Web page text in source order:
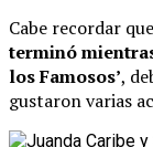
Cabe recordar que
terminó
los Famosos’,
gustaron varias